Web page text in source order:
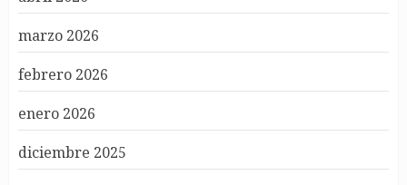
marzo 2026
febrero 2026
enero 2026
diciembre 2025